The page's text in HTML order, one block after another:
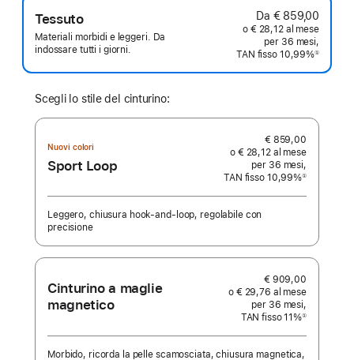
Tessuto
Materiali morbidi e leggeri. Da
indossare tutti i giorni.
Da € 859,00
o € 28,12 al mese
per 36 mesi,
TAN fisso 10,99%①
Scegli lo stile del cinturino:
Nuovi colori
Sport Loop
€ 859,00
o € 28,12 al mese
per 36 mesi,
TAN fisso 10,99%①
Leggero, chiusura hook‑and‑loop, regolabile con
precisione
Cinturino a maglie
magnetico
€ 909,00
o € 29,76 al mese
per 36 mesi,
TAN fisso 11%①
Morbido, ricorda la pelle scamosciata, chiusura magnetica,